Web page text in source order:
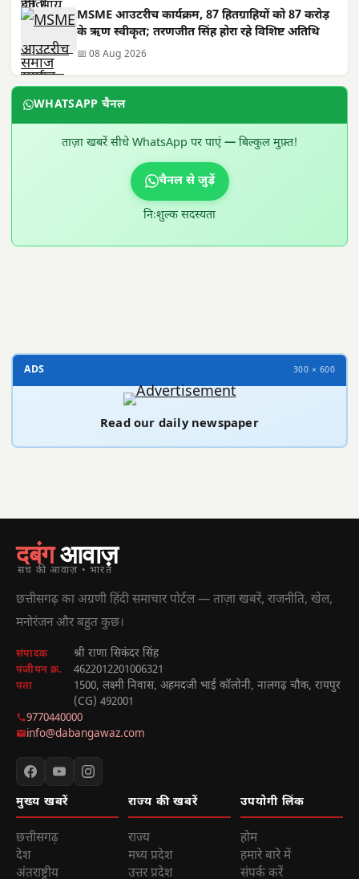
MSME आउटरीच कार्यक्रम, 87 हितग्राहियों को 87 करोड़
के ऋण स्वीकृत; तरणजीत सिंह होरा रहे विशिष्ट अतिथि
📅 08 Aug 2026
WHATSAPP चैनल
ताज़ा खबरें सीधे WhatsApp पर पाएं — बिल्कुल मुफ़्त!
चैनल से जुड़ें
निःशुल्क सदस्यता
ADS 300 × 600
Read our daily newspaper
दबंगआवाज़
सच की आवाज़ • भारत
छत्तीसगढ़ का अग्रणी हिंदी समाचार पोर्टल — ताज़ा खबरें, राजनीति, खेल,
मनोरंजन और बहुत कुछ।
संपादक श्री राणा सिकंदर सिंह
पंजीयन क्र. 4622012201006321
पता
1500, लक्ष्मी निवास, अहमदजी भाई कॉलोनी, नालगढ़ चौक, रायपुर
(CG) 492001
9770440000
info@dabangawaz.com
मुख्य खबरें
छत्तीसगढ़
देश
अंतराष्ट्रीय
राज्य की खबरें
राज्य
मध्य प्रदेश
उत्तर प्रदेश
उपयोगी लिंक
होम
हमारे बारे में
संपर्क करें